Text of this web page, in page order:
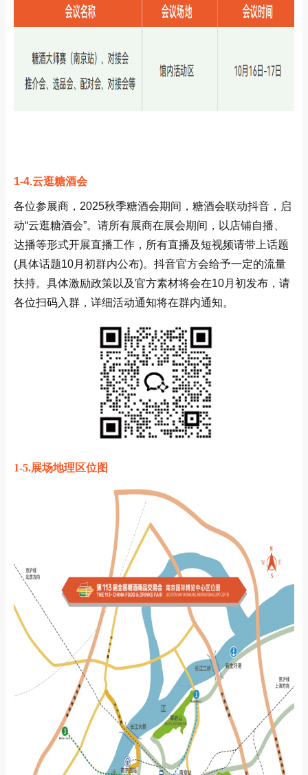
1-4.云逛糖酒会
各位参展商，2025秋季糖酒会期间，糖酒会联动抖音，启
动“云逛糖酒会”。请所有展商在展会期间，以店铺自播、
达播等形式开展直播工作，所有直播及短视频请带上话题
(具体话题10月初群内公布)。抖音官方会给予一定的流量
扶持。具体激励政策以及官方素材将会在10月初发布，请
各位扫码入群，详细活动通知将在群内通知。
1-5.展场地理区位图